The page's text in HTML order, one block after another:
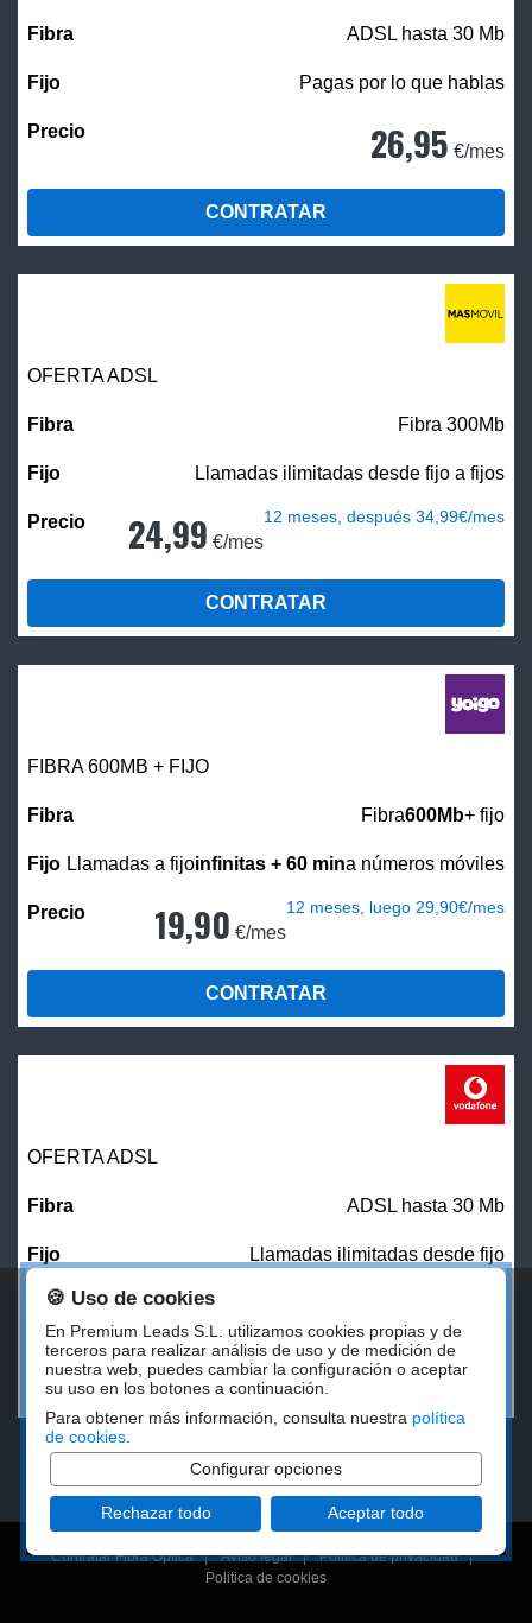
ADSL hasta 30 Mb
Pagas por lo que hablas
26,95 €/mes
CONTRATAR
OFERTA ADSL
Fibra 300Mb
Llamadas ilimitadas desde fijo a fijos
24,99 €/mes
12 meses, después 34,99€/mes
CONTRATAR
FIBRA 600MB + FIJO
Fibra600Mb+ fijo
Llamadas a fijoinfinitas + 60 mina números móviles
19,90 €/mes
12 meses, luego 29,90€/mes
CONTRATAR
OFERTA ADSL
ADSL hasta 30 Mb
Llamadas ilimitadas desde fijo
31,00 €/mes
CONTRATAR
Contratar Fibra Óptica| Aviso legal| Politica de privacidad|
Politica de cookies
🍪 Uso de cookies
En Premium Leads S.L. utilizamos cookies propias y de
terceros para realizar análisis de uso y de medición de
nuestra web, puedes cambiar la configuración o aceptar
su uso en los botones a continuación.
Para obtener más información, consulta nuestra política
de cookies
Configurar opciones
Rechazar todo Aceptar todo